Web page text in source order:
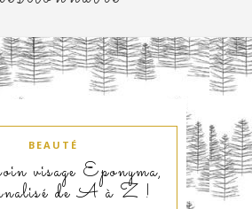
BEAUTÉ
visage Eponyma,
de A à Z !